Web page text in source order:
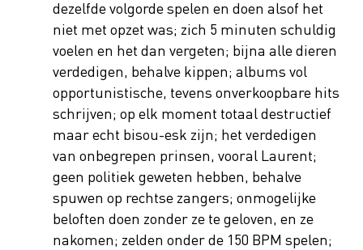
dezelfde volgorde spelen en doen alsof het
niet met opzet was; zich 5 minuten schuldig
voelen en het dan vergeten; bijna alle dieren
verdedigen, behalve kippen; albums vol
opportunistische, tevens onverkoopbare hits
schrijven; op elk moment totaal destructief
maar echt bisou-esk zijn; het verdedigen
van onbegrepen prinsen, vooral Laurent;
geen politiek geweten hebben, behalve
spuwen op rechtse zangers; onmogelijke
beloften doen zonder ze te geloven, en ze
nakomen; zelden onder de 150 BPM spelen;